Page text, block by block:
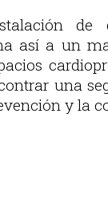
de
así a un
una
y la